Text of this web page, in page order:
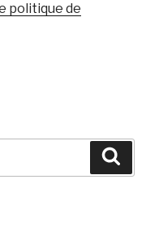
politique de